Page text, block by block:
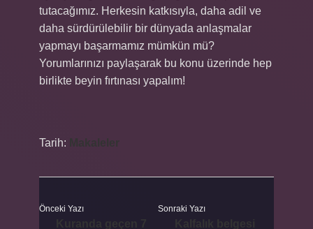
tutacağımız. Herkesin katkısıyla, daha adil ve
daha sürdürülebilir bir dünyada anlaşmalar
yapmayı başarmamız mümkün mü?
Yorumlarınızı paylaşarak bu konu üzerinde hep
birlikte beyin fırtınası yapalım!
Tarih:
Önceki Yazı Sonraki Yazı